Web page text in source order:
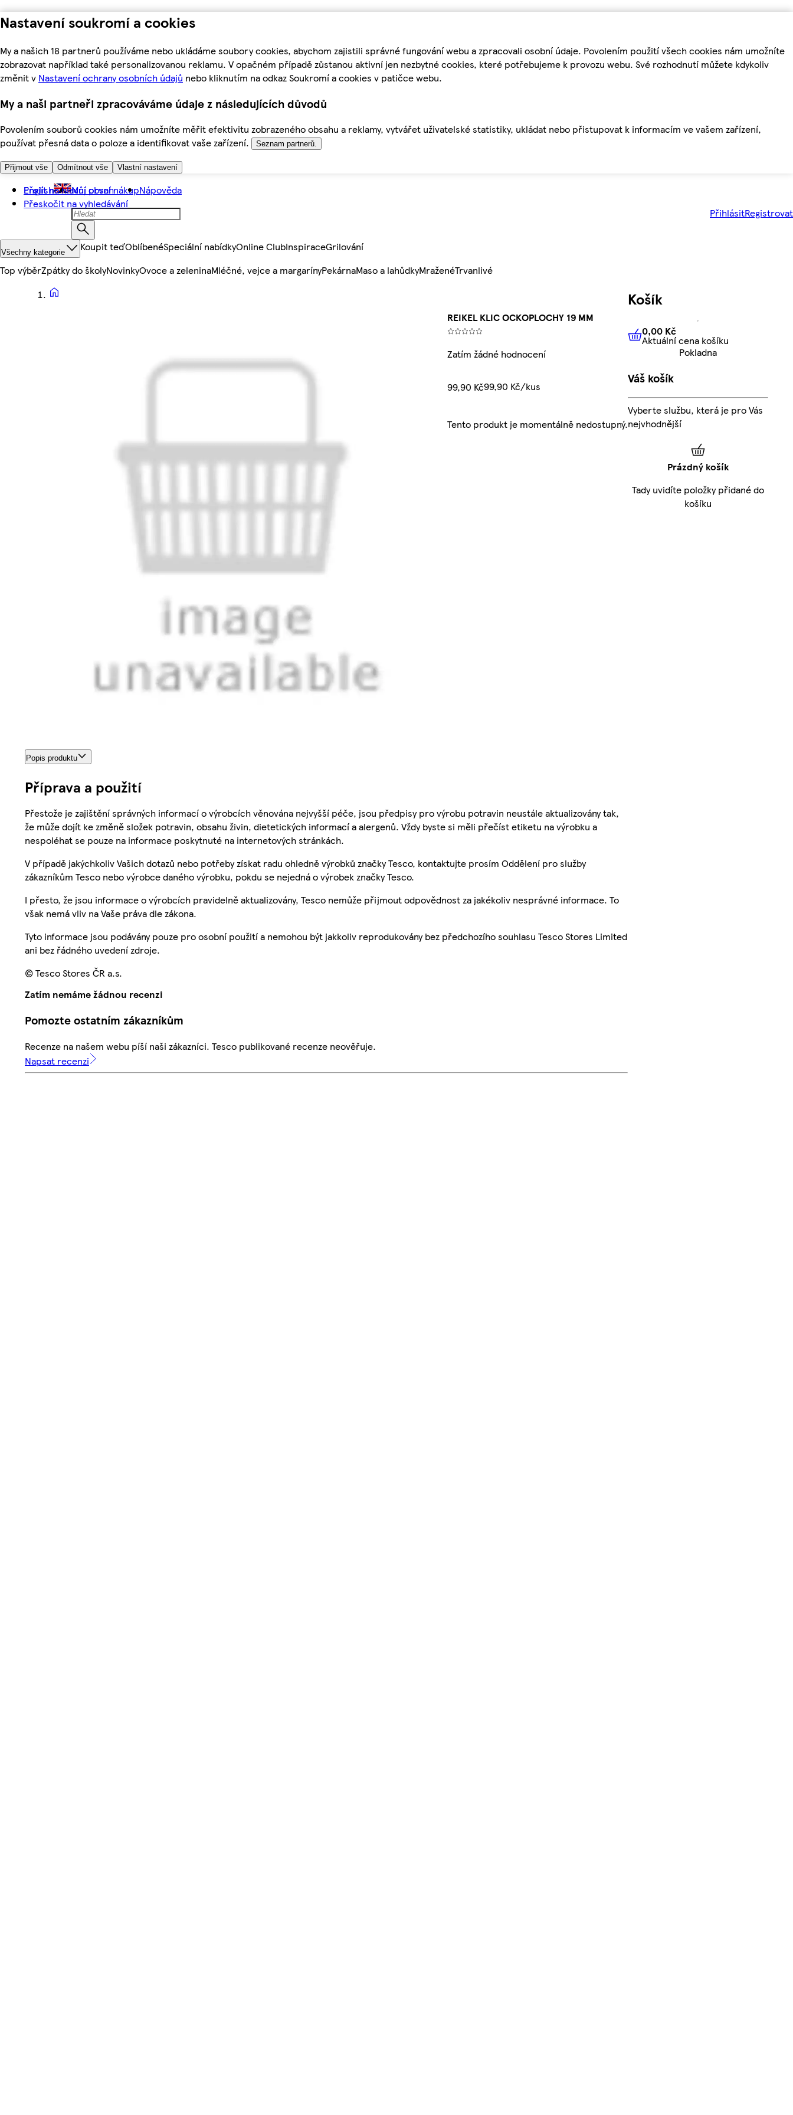
Nastavení soukromí a cookies
My a našich 18 partnerů používáme nebo ukládáme soubory cookies, abychom zajistili správné fungování webu a zpracovali osobní údaje. Povolením použití všech cookies nám umožníte
zobrazovat například také personalizovanou reklamu. V opačném případě zůstanou aktivní jen nezbytné cookies, které potřebujeme k provozu webu. Své rozhodnutí můžete kdykoliv
změnit v Nastavení ochrany osobních údajů nebo kliknutím na odkaz Soukromí a cookies v patičce webu.
My a naši partneři zpracováváme údaje z následujících důvodů
Povolením souborů cookies nám umožníte měřit efektivitu zobrazeného obsahu a reklamy, vytvářet uživatelské statistiky, ukládat nebo přistupovat k informacím ve vašem zařízení,
používat přesná data o poloze a identifikovat vaše zařízení.
Seznam partnerů.
Přijmout vše Odmítnout vše Vlastní nastavení
Přejít na hlavní obsah
Přeskočit na vyhledávání
English Můj první nákupNápověda
PřihlásitRegistrovat
Všechny kategorie Koupit teďOblíbenéSpeciální nabídkyOnline ClubInspiraceGrilování
Top výběrZpátky do školyNovinkyOvoce a zeleninaMléčné, vejce a margarínyPekárnaMaso a lahůdkyMraženéTrvanlivé
REIKEL KLIC OCKOPLOCHY 19 MM
Zatím žádné hodnocení
99,90 Kč99,90 Kč/kus
Tento produkt je momentálně nedostupný.
Popis produktu
Příprava a použití
Přestože je zajištění správných informací o výrobcích věnována nejvyšší péče, jsou předpisy pro výrobu potravin neustále aktualizovány tak,
že může dojít ke změně složek potravin, obsahu živin, dietetických informací a alergenů. Vždy byste si měli přečíst etiketu na výrobku a
nespoléhat se pouze na informace poskytnuté na internetových stránkách.
V případě jakýchkoliv Vašich dotazů nebo potřeby získat radu ohledně výrobků značky Tesco, kontaktujte prosím Oddělení pro služby
zákazníkům Tesco nebo výrobce daného výrobku, pokdu se nejedná o výrobek značky Tesco.
I přesto, že jsou informace o výrobcích pravidelně aktualizovány, Tesco nemůže přijmout odpovědnost za jakékoliv nesprávné informace. To
však nemá vliv na Vaše práva dle zákona.
Tyto informace jsou podávány pouze pro osobní použití a nemohou být jakkoliv reprodukovány bez předchozího souhlasu Tesco Stores Limited
ani bez řádného uvedení zdroje.
© Tesco Stores ČR a.s.
Zatím nemáme žádnou recenzi
Pomozte ostatním zákazníkům
Recenze na našem webu píší naši zákazníci. Tesco publikované recenze neověřuje.
Napsat recenzi
Košík
0,00 KčAktuální cena košíku
0,00 Kč
Aktuální cena košíku
Pokladna
Váš košík
Vyberte službu, která je pro Vás
nejvhodnější
Prázdný košík
Tady uvidíte položky přidané do
košíku